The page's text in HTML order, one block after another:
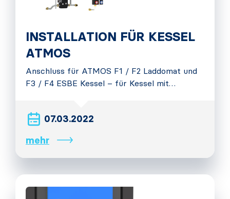
INSTALLATION FÜR KESSEL
ATMOS
Anschluss für ATMOS F1 / F2 Laddomat und
F3 / F4 ESBE Kessel – für Kessel mit…
07.03.2022
mehr